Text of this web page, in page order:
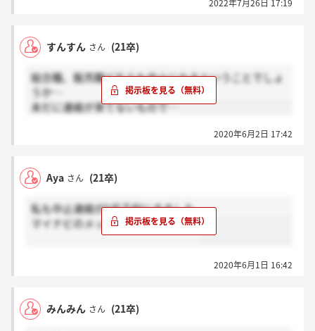
2022年7月26日 17:19
すんすん さん (21卒)
総合職、販売職どちらも中止になるということでしょ
うか…
未だに連絡が来てないもので…
2020年6月2日 17:42
Aya さん (21卒)
私も中止連絡が5月下旬にきました。
マイナビのメッセージできました。
2020年6月1日 16:42
みんみん さん (21卒)